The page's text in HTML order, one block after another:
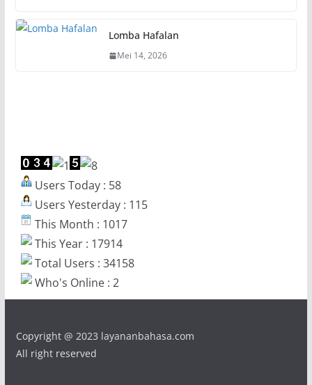
Lomba Hafalan
Mei 14, 2026
Users Today : 58
Users Yesterday : 115
This Month : 1017
This Year : 17914
Total Users : 34158
Who's Online : 2
Copyright @ 2023 layananbahasa.com
All right reserved